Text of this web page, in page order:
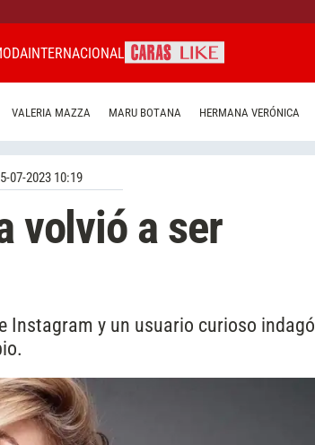
INTERNACIONAL
VALERIA MAZZA MARU BOTANA HERMANA VERÓNICA
07-2023 10:19
volvió a ser
Instagram y un usuario curioso indagó